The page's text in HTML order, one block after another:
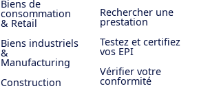
Biens de
consommation
& Retail
Biens industriels
&
Manufacturing
Construction
Rechercher une
prestation
Testez et certifiez
vos EPI
Vérifier votre
conformité